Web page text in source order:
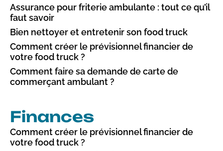
Assurance pour friterie ambulante : tout ce qu’il
faut savoir
Bien nettoyer et entretenir son food truck
Comment créer le prévisionnel financier de
votre food truck ?
Comment faire sa demande de carte de
commerçant ambulant ?
Finances
Comment créer le prévisionnel financier de
votre food truck ?